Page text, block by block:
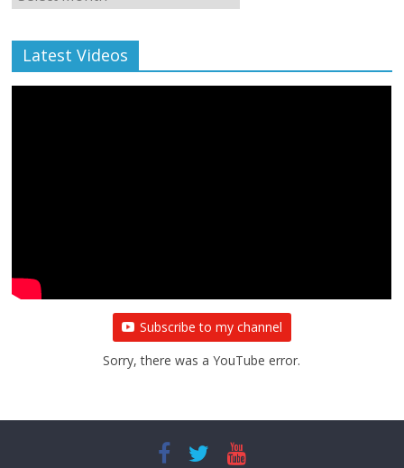
Archive
Latest Videos
Subscribe to my channel
Sorry, there was a YouTube error.